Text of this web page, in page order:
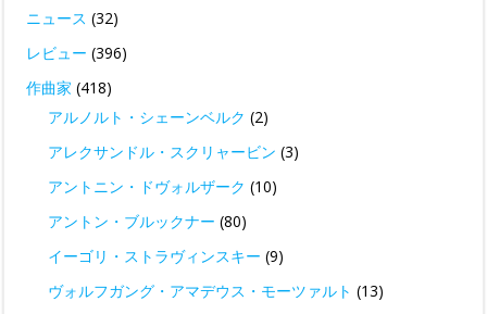
ニュース (32)
レビュー (396)
作曲家 (418)
アルノルト・シェーンベルク (2)
アレクサンドル・スクリャービン (3)
アントニン・ドヴォルザーク (10)
アントン・ブルックナー (80)
イーゴリ・ストラヴィンスキー (9)
ヴォルフガング・アマデウス・モーツァルト (13)